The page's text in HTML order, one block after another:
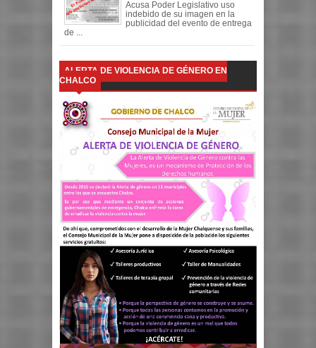
Acusa Poder Legislativo uso
indebido de su imagen en la
publicidad del evento de entrega
de ...
ALERTA DE VIOLENCIA DE GÉNERO EN
CHALCO